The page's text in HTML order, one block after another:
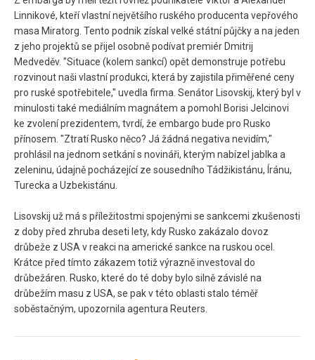
Linnikové, kteří vlastní největšího ruského producenta vepřového
masa Miratorg. Tento podnik získal velké státní půjčky a na jeden
z jeho projektů se přijel osobně podívat premiér Dmitrij
Medveděv. "Situace (kolem sankcí) opět demonstruje potřebu
rozvinout naši vlastní produkci, která by zajistila přiměřené ceny
pro ruské spotřebitele," uvedla firma. Senátor Lisovskij, který byl v
minulosti také mediálním magnátem a pomohl Borisi Jelcinovi
ke zvolení prezidentem, tvrdí, že embargo bude pro Rusko
přínosem. "Ztratí Rusko něco? Já žádná negativa nevidím,"
prohlásil na jednom setkání s novináři, kterým nabízel jablka a
zeleninu, údajně pocházející ze sousedního Tádžikistánu, Íránu,
Turecka a Uzbekistánu.
Lisovskij už má s příležitostmi spojenými se sankcemi zkušenosti
z doby před zhruba deseti lety, kdy Rusko zakázalo dovoz
drůbeže z USA v reakci na americké sankce na ruskou ocel.
Krátce před tímto zákazem totiž výrazně investoval do
drůbežáren. Rusko, které do té doby bylo silně závislé na
drůbežím masu z USA, se pak v této oblasti stalo téměř
soběstačným, upozornila agentura Reuters.